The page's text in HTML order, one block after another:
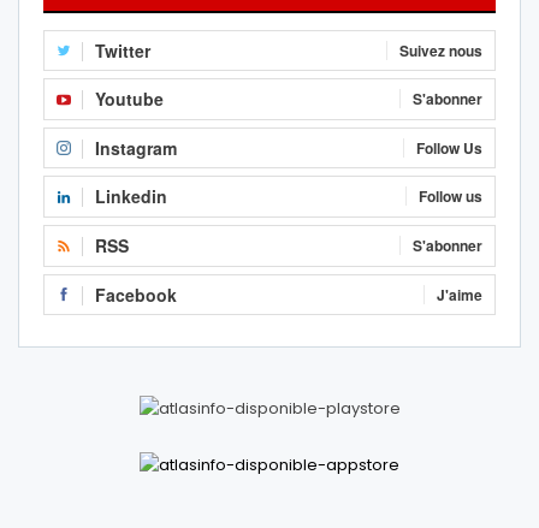
Twitter Suivez nous
Youtube S'abonner
Instagram Follow Us
Linkedin Follow us
RSS S'abonner
Facebook J'aime